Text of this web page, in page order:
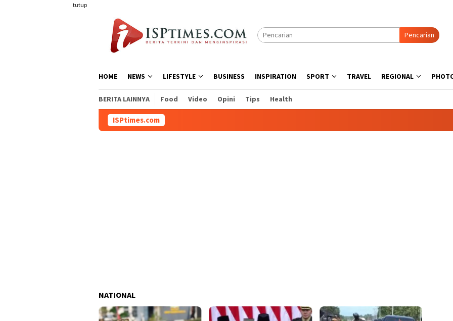
tutup
Pencarian
HOME NEWS LIFESTYLE BUSINESS INSPIRATION SPORT TRAVEL REGIONAL
BERITA LAINNYA Food Video Opini Tips Health
ISPtimes.com
NATIONAL